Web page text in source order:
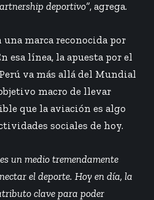
deportivo”, agrega.
marca reconocida por
esa línea, la apuesta por el
va más allá del Mundial
macro de llevar
que la aviación es algo
sociales de hoy.
un medio tremendamente
el deporte. Hoy en día, la
clave para poder